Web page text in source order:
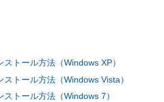
トール方法（Windows XP）
トール方法（Windows Vista）
トール方法（Windows 7）